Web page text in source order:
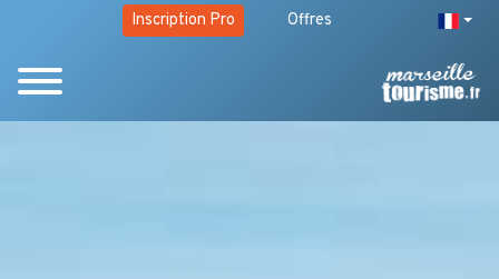
Inscription Pro Offres